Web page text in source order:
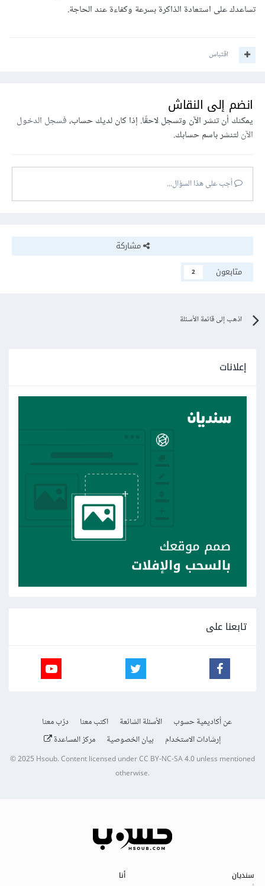
تساعدك على استعادة الذاكرة بسرعة وكفاءة عند الحاجة.
اقتباس
انضم إلى النقاش
يمكنك أن تنشر الآن وتسجل لاحقًا. إذا كان لديك حساب،فسجل الدخول
الآنلتنشر باسم حسابك.
أجب على هذا السؤال...
مشاركة
متابعون
2
اذهب إلى قائمة الأسئلة
إعلانات
تابعنا على
عن أكاديمية حسوب الأسئلة الشائعة اكتب معنا
درّب معنا
إرشادات الاستخدام
بيان الخصوصية مركز المساعدة
© 2025Hsoub.Content licensed underCC BY-NC-SA 4.0unless mentioned
otherwise.